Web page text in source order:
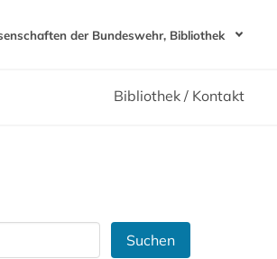
der Bundeswehr, Bibliothek
Bibliothek / Kontakt
Suchen